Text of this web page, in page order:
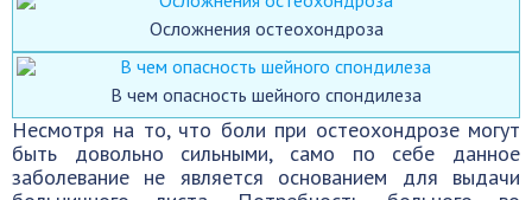
Осложнения остеохондроза
В чем опасность шейного спондилеза
Несмотря на то, что боли при остеохондрозе могут
быть довольно сильными, само по себе данное
заболевание не является основанием для выдачи